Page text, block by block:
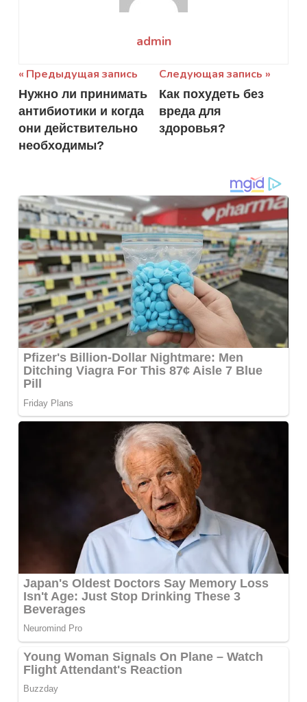
admin
Навигация
по
записям
Предыдущая запись
Нужно ли принимать
антибиотики и когда
они действительно
необходимы?
Следующая запись
Как похудеть без
вреда для
здоровья?